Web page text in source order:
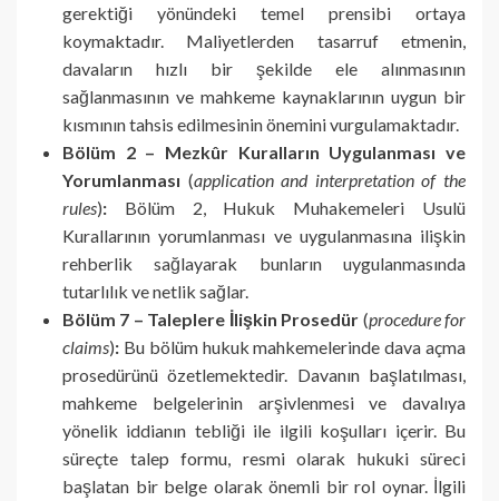
gerektiği yönündeki temel prensibi ortaya
koymaktadır. Maliyetlerden tasarruf etmenin,
davaların hızlı bir şekilde ele alınmasının
sağlanmasının ve mahkeme kaynaklarının uygun bir
kısmının tahsis edilmesinin önemini vurgulamaktadır.
Bölüm 2 – Mezkûr Kuralların Uygulanması ve
Yorumlanması (application and interpretation of the
rules): Bölüm 2, Hukuk Muhakemeleri Usulü
Kurallarının yorumlanması ve uygulanmasına ilişkin
rehberlik sağlayarak bunların uygulanmasında
tutarlılık ve netlik sağlar.
Bölüm 7 – Taleplere İlişkin Prosedür (procedure for
claims): Bu bölüm hukuk mahkemelerinde dava açma
prosedürünü özetlemektedir. Davanın başlatılması,
mahkeme belgelerinin arşivlenmesi ve davalıya
yönelik iddianın tebliği ile ilgili koşulları içerir. Bu
süreçte talep formu, resmi olarak hukuki süreci
başlatan bir belge olarak önemli bir rol oynar. İlgili